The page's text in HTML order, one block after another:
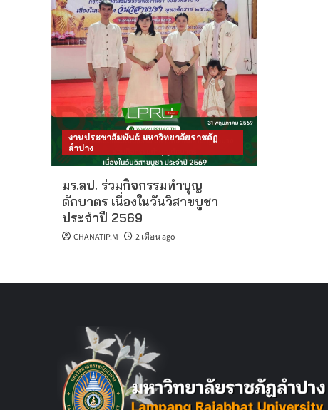
งานประชาสัมพันธ์ มหาวิทยาลัยราชภัฏ
ลำปาง
มร.ลป. ร่วมกิจกรรมทำบุญ
ตักบาตร เนื่องในวันวิสาขบูชา
ประจำปี 2569
CHANATIP.M 2 เดือน ago